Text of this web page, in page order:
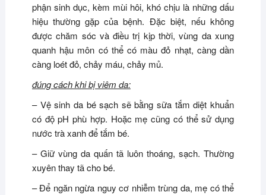
phận sinh dục, kèm mùi hôi, khó chịu là những dấu
hiệu thường gặp của bệnh. Đặc biệt, nếu không
được chăm sóc và điều trị kịp thời, vùng da xung
quanh hậu môn có thể có màu đỏ nhạt, càng dần
càng loét đỏ, chảy máu, chảy mủ.
đúng cách khi bị viêm da:
– Vệ sinh da bé sạch sẽ bằng sữa tắm diệt khuẩn
có độ pH phù hợp. Hoặc mẹ cũng có thể sử dụng
nước trà xanh để tắm bé.
– Giữ vùng da quấn tã luôn thoáng, sạch. Thường
xuyên thay tã cho bé.
– Để ngăn ngừa nguy cơ nhiễm trùng da, mẹ có thể